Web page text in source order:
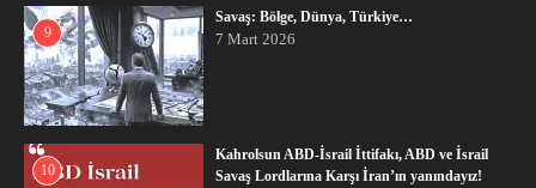
9
Savaş: Bölge, Dünya, Türkiye…
7 Mart 2026
10
Kahrolsun ABD-İsrail İttifakı, ABD ve İsrail
Savaş Lordlarına Karşı İran’ın yanındayız!